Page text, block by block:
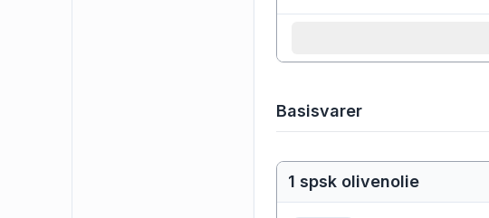
Basisvarer
1 spsk olivenolie